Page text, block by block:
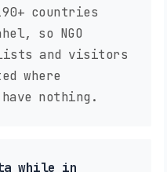
countries
so NGO
and visitors
where
have nothing.
while in